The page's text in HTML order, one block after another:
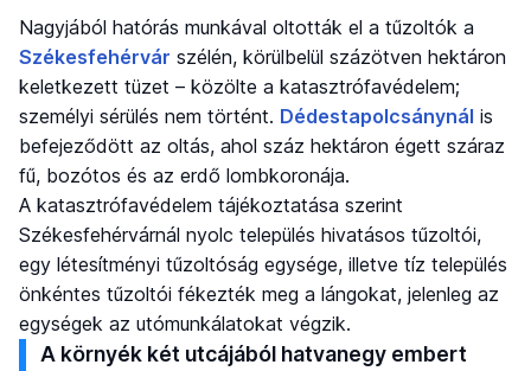
Nagyjából hatórás munkával oltották el a tűzoltók a
Székesfehérvár szélén, körülbelül százötven hektáron
keletkezett tüzet – közölte a katasztrófavédelem;
személyi sérülés nem történt. Dédestapolcsánynál is
befejeződött az oltás, ahol száz hektáron égett száraz
fű, bozótos és az erdő lombkoronája.
A katasztrófavédelem tájékoztatása szerint
Székesfehérvárnál nyolc település hivatásos tűzoltói,
egy létesítményi tűzoltóság egysége, illetve tíz település
önkéntes tűzoltói fékezték meg a lángokat, jelenleg az
egységek az utómunkálatokat végzik.
A környék két utcájából hatvanegy embert